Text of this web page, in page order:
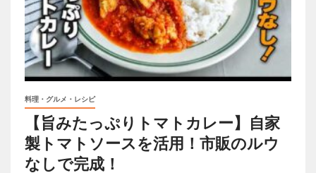
料理・グルメ・レシピ
【旨みたっぷりトマトカレー】自家
製トマトソースを活用！市販のルウ
なしで完成！